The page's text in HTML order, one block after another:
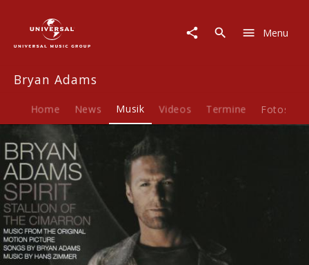
Musik
Spirit:
The
Menu
Bryan Adams
Home News Musik Videos Termine Fotos